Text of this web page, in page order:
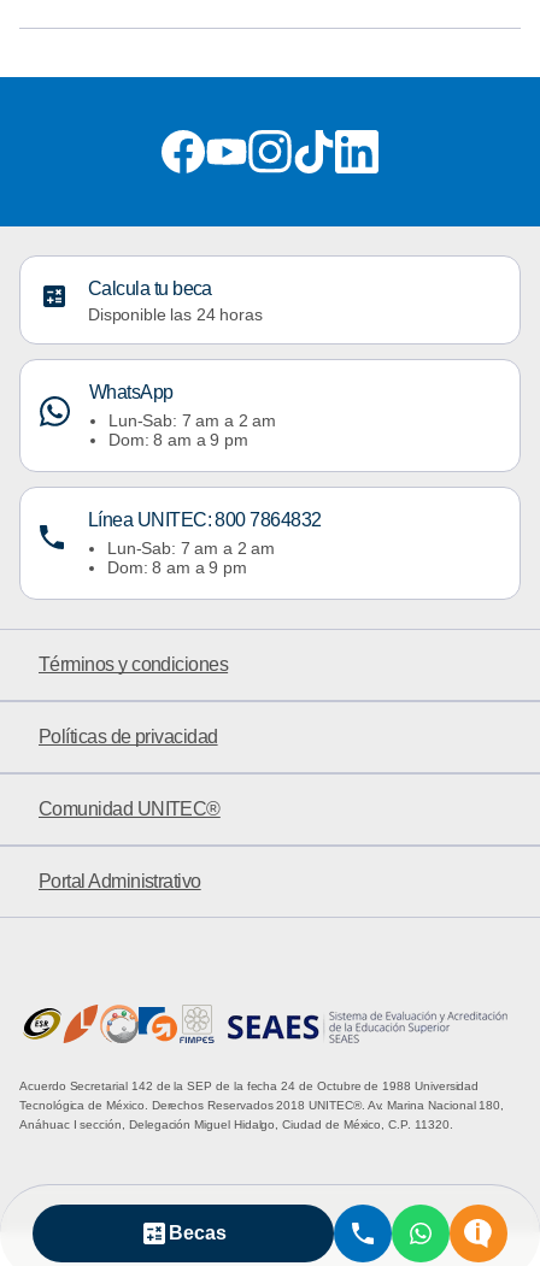
Calcula tu beca
Disponible las 24 horas
WhatsApp
Lun-Sab: 7 am a 2 am
Dom: 8 am a 9 pm
Línea UNITEC: 800 7864832
Lun-Sab: 7 am a 2 am
Dom: 8 am a 9 pm
Términos y condiciones
Políticas de privacidad
Comunidad UNITEC®
Portal Administrativo
Acuerdo Secretarial 142 de la SEP de la fecha 24 de Octubre de 1988 Universidad
Tecnológica de México. Derechos Reservados 2018 UNITEC®. Av. Marina Nacional 180,
Anáhuac I sección, Delegación Miguel Hidalgo, Ciudad de México, C.P. 11320.
Becas